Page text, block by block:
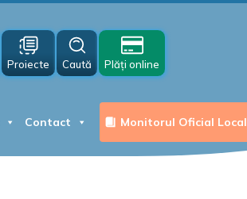
Proiecte Caută Plăți online
Contact Monitorul Oficial Local